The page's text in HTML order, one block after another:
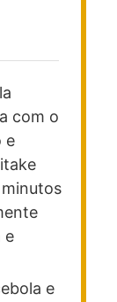
com o
e
e
e